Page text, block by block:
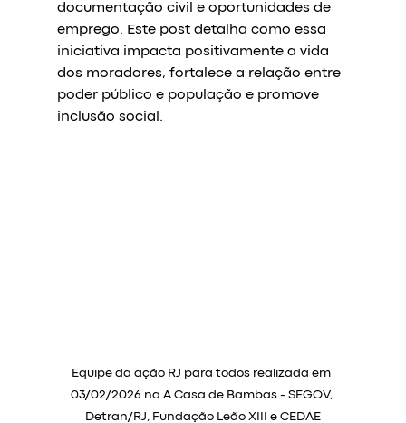
documentação civil e oportunidades de
emprego. Este post detalha como essa
iniciativa impacta positivamente a vida
dos moradores, fortalece a relação entre
poder público e população e promove
inclusão social.
Equipe da ação RJ para todos realizada em
03/02/2026 na A Casa de Bambas - SEGOV,
Detran/RJ, Fundação Leão XIII e CEDAE